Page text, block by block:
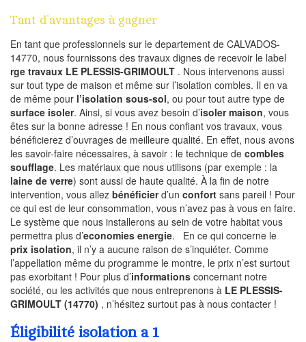
Tant d’avantages à gagner
En tant que professionnels sur le departement de CALVADOS-
14770, nous fournissons des travaux dignes de recevoir le label
rge travaux LE PLESSIS-GRIMOULT . Nous intervenons aussi
sur tout type de maison et même sur l’isolation combles. Il en va
de même pour l’isolation sous-sol, ou pour tout autre type de
surface isoler. Ainsi, si vous avez besoin d’isoler maison, vous
êtes sur la bonne adresse ! En nous confiant vos travaux, vous
bénéficierez d’ouvrages de meilleure qualité. En effet, nous avons
les savoir-faire nécessaires, à savoir : le technique de combles
soufflage. Les matériaux que nous utilisons (par exemple : la
laine de verre) sont aussi de haute qualité. À la fin de notre
intervention, vous allez bénéficierd’un confort sans pareil ! Pour
ce qui est de leur consommation, vous n’avez pas à vous en faire.
Le système que nous installerons au sein de votre habitat vous
permettra plus d’economies energie. En ce qui concerne le
prix isolation, il n’y a aucune raison de s’inquiéter. Comme
l’appellation même du programme le montre, le prix n’est surtout
pas exorbitant ! Pour plus d’informations concernant notre
société, ou les activités que nous entreprenons à LE PLESSIS-
GRIMOULT (14770) , n’hésitez surtout pas à nous contacter !
Éligibilité isolation a 1